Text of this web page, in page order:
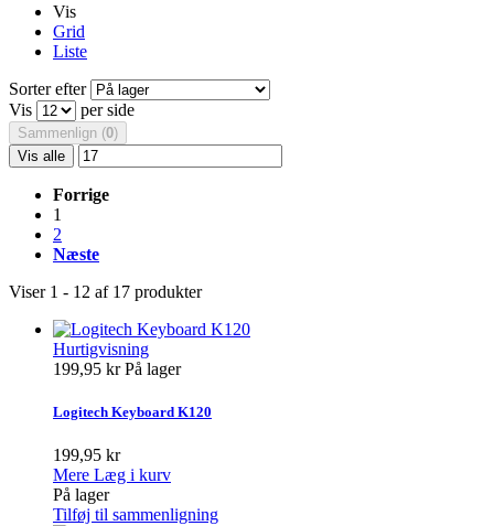
Vis
Grid
Liste
Sorter efter
Vis
per side
Sammenlign (0)
Vis alle
Forrige
1
2
Næste
Viser 1 - 12 af 17 produkter
Hurtigvisning
199,95 krPå lager
Logitech Keyboard K120
199,95 kr
Mere Læg i kurv
På lager
Tilføj til sammenligning